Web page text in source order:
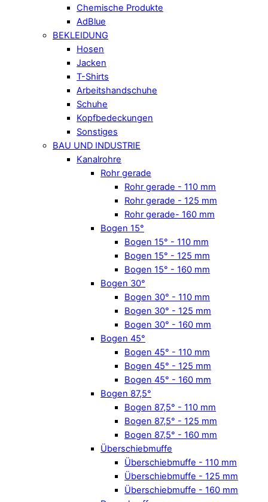
Chemische Produkte
AdBlue
BEKLEIDUNG
Hosen
Jacken
T-Shirts
Arbeitshandschuhe
Schuhe
Kopfbedeckungen
Sonstiges
BAU UND INDUSTRIE
Kanalrohre
Rohr gerade
Rohr gerade - 110 mm
Rohr gerade - 125 mm
Rohr gerade- 160 mm
Bogen 15°
Bogen 15° - 110 mm
Bogen 15° - 125 mm
Bogen 15° - 160 mm
Bogen 30°
Bogen 30° - 110 mm
Bogen 30° - 125 mm
Bogen 30° - 160 mm
Bogen 45°
Bogen 45° - 110 mm
Bogen 45° - 125 mm
Bogen 45° - 160 mm
Bogen 87,5°
Bogen 87,5° - 110 mm
Bogen 87,5° - 125 mm
Bogen 87,5° - 160 mm
Überschiebmuffe
Überschiebmuffe - 110 mm
Überschiebmuffe - 125 mm
Überschiebmuffe - 160 mm